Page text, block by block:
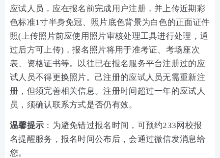
应试人员，应在报名前完成用户注册，并上传近期彩
色标准1寸半身免冠、照片底色背景为白色的正面证件
照(上传照片前应使用照片审核处理工具进行处理，通
过后方可上传)，报名照片将用于准考证、考场座次
表、资格证书等。以往已在报名服务平台注册过的应
试人员不得更换照片。己注册的应试人员无需重新注
册，但须完善相关信息。注册时间超过一年的应试人
员，须确认联系方式是否仍有效。
温馨提示 ：为避免错过报名时间，可预约233网校报
名提醒服务，报名时间公布后，会通过微信发消息给
您。